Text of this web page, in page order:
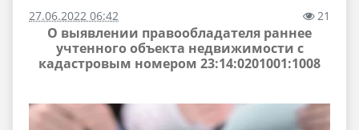
27.06.2022 06:42 21
О выявлении правообладателя раннее
учтенного объекта недвижимости с
кадастровым номером 23:14:0201001:1008